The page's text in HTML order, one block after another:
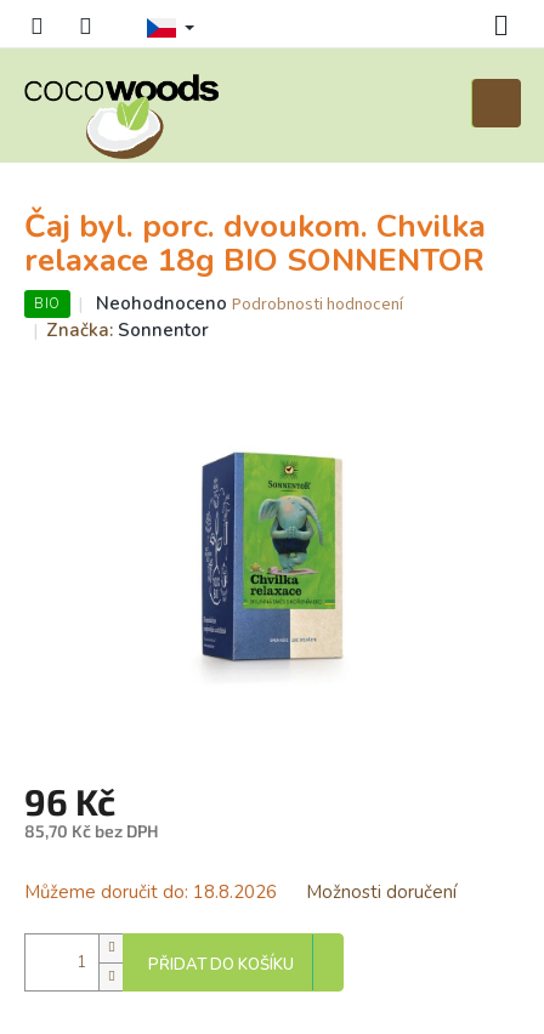
košík
Čaj byl. porc. dvoukom. Chvilka
relaxace 18g BIO SONNENTOR
BIO
Průměrné
hodnocení
Neohodnoceno Podrobnosti hodnocení
Značka: Sonnentor
96 Kč
85,70 Kč bez DPH
cena:
Můžeme doručit do: 18.8.2026 Možnosti doručení
PŘIDAT DO KOŠÍKU